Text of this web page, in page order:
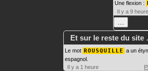
Une flexion :
Il y a 9
…
Et sur le reste du site
Le mot ROUSQUILLE a un
espagnol.
Il y a 1 heure